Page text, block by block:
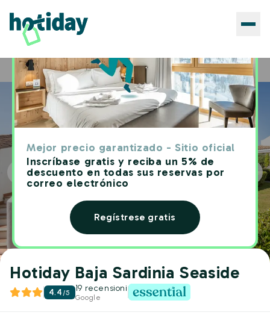
Mejor precio garantizado - Sitio oficial
Inscríbase gratis y reciba un 5% de
descuento en todas sus reservas por
correo electrónico
Regístrese gratis
Home Hoteles Hotiday Baja Sardinia Seaside
Hotiday Baja Sardinia Seaside
4.4 /5 19 recensioni
Google